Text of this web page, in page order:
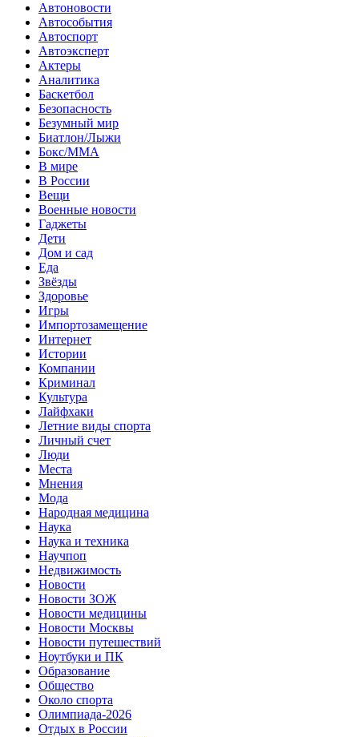
Автоновости
Автособытия
Автоспорт
Автоэксперт
Актеры
Аналитика
Баскетбол
Безопасность
Безумный мир
Биатлон/Лыжи
Бокс/MMA
В мире
В России
Вещи
Военные новости
Гаджеты
Дети
Дом и сад
Еда
Звёзды
Здоровье
Игры
Импортозамещение
Интернет
Истории
Компании
Криминал
Культура
Лайфхаки
Летние виды спорта
Личный счет
Люди
Места
Мнения
Мода
Народная медицина
Наука
Наука и техника
Научпоп
Недвижимость
Новости
Новости ЗОЖ
Новости медицины
Новости Москвы
Новости путешествий
Ноутбуки и ПК
Образование
Общество
Около спорта
Олимпиада-2026
Отдых в России